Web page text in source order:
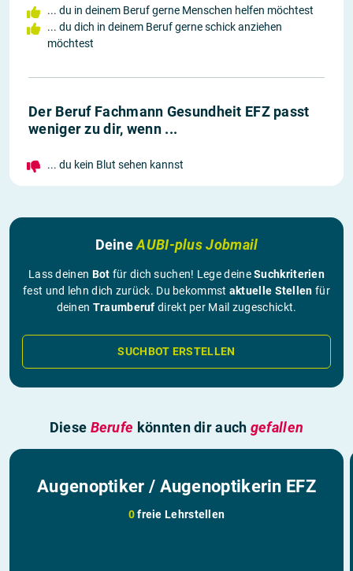
... du in deinem Beruf gerne Menschen helfen möchtest
... du dich in deinem Beruf gerne schick anziehen
möchtest
Der Beruf Fachmann Gesundheit EFZ passt
weniger zu dir, wenn ...
... du kein Blut sehen kannst
DeineAUBI-plus Jobmail
Lass deinen Bot für dich suchen! Lege deineSuchkriterien
fest und lehn dich zurück. Du bekommst aktuelle Stellen für
deinen Traumberuf direkt per Mail zugeschickt.
SUCHBOT ERSTELLEN
Diese Berufe könnten dir auch gefallen
Augenoptiker / Augenoptikerin EFZ
0freie Lehrstellen